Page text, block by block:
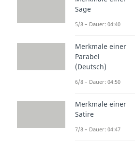
gestörte
Eheleuten.
Sage
5/8 – Dauer: 04:40
Merkmale einer
Parabel
(Deutsch)
6/8 – Dauer: 04:50
Merkmale einer
Satire
7/8 – Dauer: 04:47